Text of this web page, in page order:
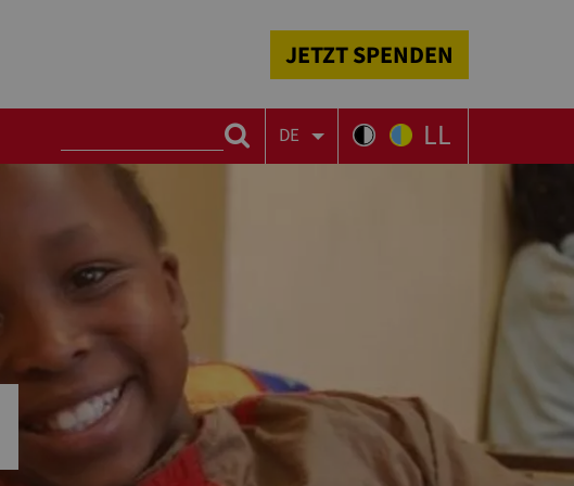
JETZT SPENDEN
DE LL